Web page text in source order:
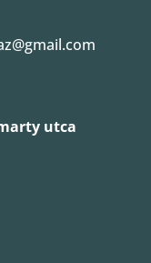
gmail.com
utca